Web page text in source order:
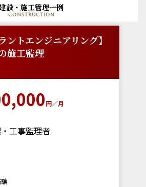
設・施工管理一例
construction
ントエンジニアリング】
施工監理
円／月
工事監理者